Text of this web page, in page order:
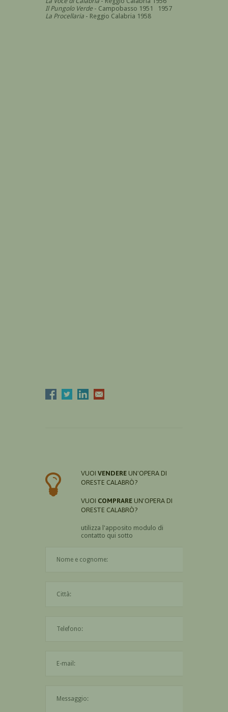
Il Pungolo Verde - Campobasso 1951 1957
La Procellaria - Reggio Calabria 1958
VUOI VENDERE UN'OPERA DI
ORESTE CALABRÒ?
VUOI COMPRARE UN'OPERA DI
ORESTE CALABRÒ?
utilizza l'apposito modulo di
contatto qui sotto